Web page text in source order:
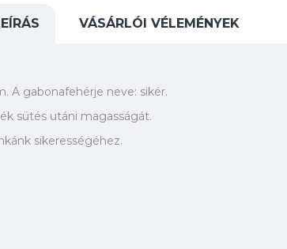
VÁSÁRLÓI VÉLEMÉNYEK
A gabonafehérje neve: sikér.
sütés utáni magasságát.
sikerességéhez.